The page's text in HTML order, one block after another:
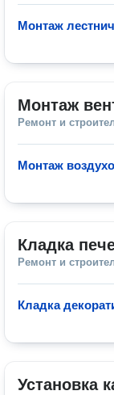
Монтаж
Монтаж
Ремонт и
Монтаж
Кладка
Ремонт и
Кладка
Установка